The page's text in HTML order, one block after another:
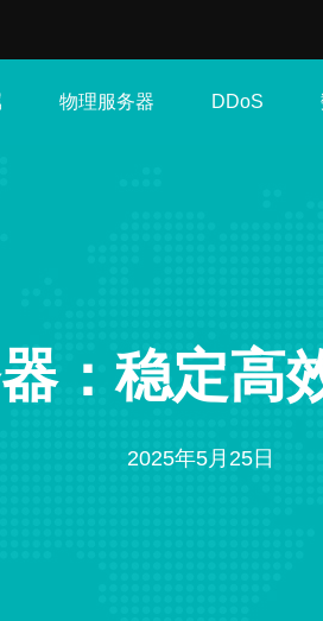
物理服务器 DDoS
：稳定高
2025年5月25日